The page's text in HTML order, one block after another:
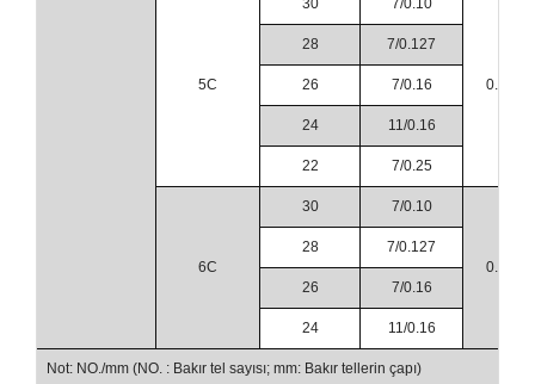
5C 0.23
28 7/0.127
26 7/0.16
24 11/0.16
22 7/0.25
6C
30 7/0.10
0.23
28 7/0.127
26 7/0.16
24 11/0.16
Not: NO./mm (NO. : Bakır tel sayısı; mm: Bakır tellerin çapı)